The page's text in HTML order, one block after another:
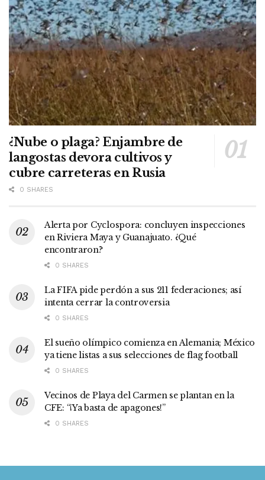
¿Nube o plaga? Enjambre de
langostas devora cultivos y
cubre carreteras en Rusia
0 SHARES
Alerta por Cyclospora: concluyen inspecciones
en Riviera Maya y Guanajuato. ¿Qué
encontraron?
0 SHARES
La FIFA pide perdón a sus 211 federaciones; así
intenta cerrar la controversia
0 SHARES
El sueño olímpico comienza en Alemania; México
ya tiene listas a sus selecciones de flag football
0 SHARES
Vecinos de Playa del Carmen se plantan en la
CFE: “¡Ya basta de apagones!”
0 SHARES